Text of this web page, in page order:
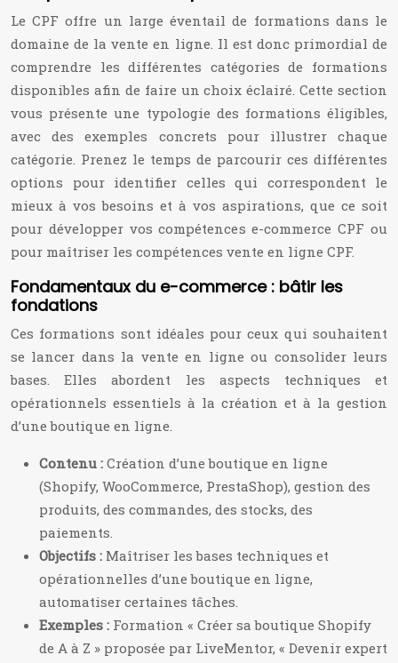
Le CPF offre un large éventail de formations dans le
domaine de la vente en ligne. Il est donc primordial de
comprendre les différentes catégories de formations
disponibles afin de faire un choix éclairé. Cette section
vous présente une typologie des formations éligibles,
avec des exemples concrets pour illustrer chaque
catégorie. Prenez le temps de parcourir ces différentes
options pour identifier celles qui correspondent le
mieux à vos besoins et à vos aspirations, que ce soit
pour développer vos compétences e-commerce CPF ou
pour maîtriser les compétences vente en ligne CPF.
Fondamentaux du e-commerce : bâtir les
fondations
Ces formations sont idéales pour ceux qui souhaitent
se lancer dans la vente en ligne ou consolider leurs
bases. Elles abordent les aspects techniques et
opérationnels essentiels à la création et à la gestion
d’une boutique en ligne.
Contenu : Création d’une boutique en ligne
(Shopify, WooCommerce, PrestaShop), gestion des
produits, des commandes, des stocks, des
paiements.
Objectifs : Maîtriser les bases techniques et
opérationnelles d’une boutique en ligne,
automatiser certaines tâches.
Exemples : Formation « Créer sa boutique Shopify
de A à Z » proposée par LiveMentor, « Devenir expert